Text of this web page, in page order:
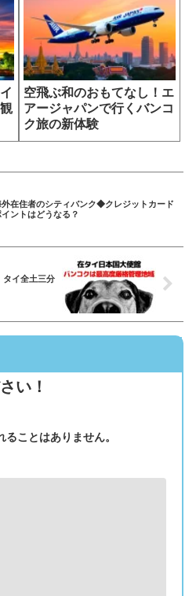
空飛ぶ和のおもてなし！エ
アージャパンで行くバンコ
ク旅の新体験
在住者のシティバンク◆クレジットカード
ントはどうなる？
イ全土三分
い！
ことはありません。